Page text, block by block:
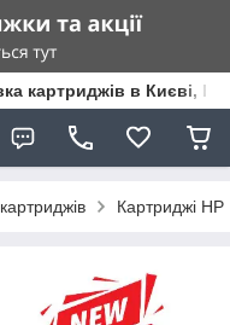
картриджів в Києві,
Картриджі HP